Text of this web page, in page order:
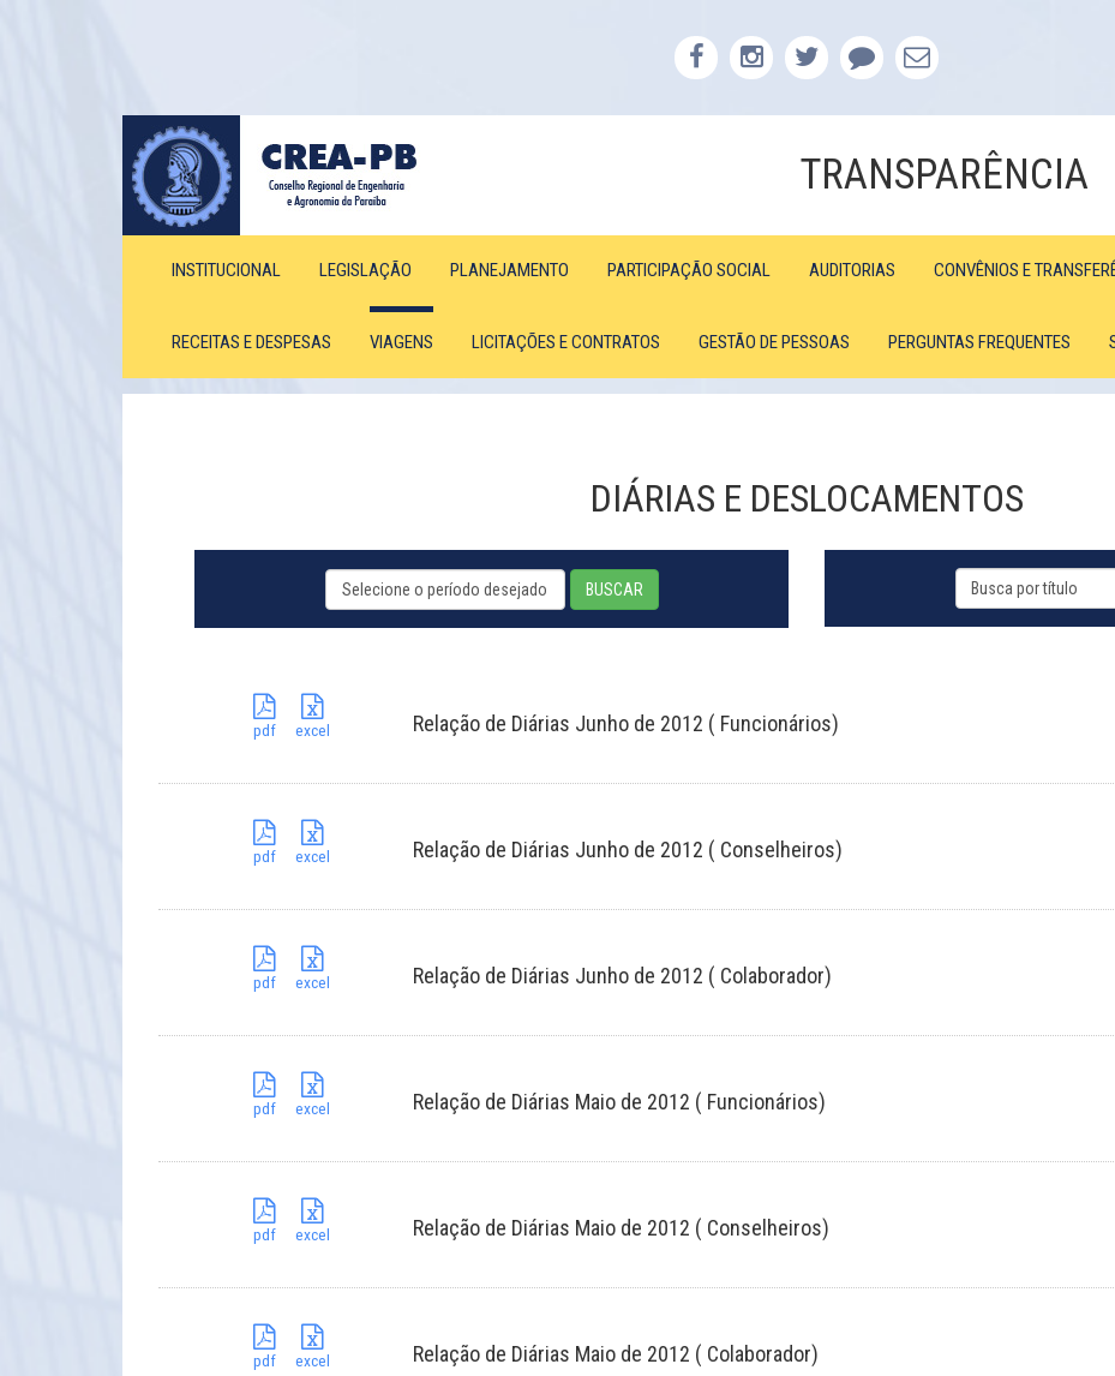
TRANSPARÊNCIA
INSTITUCIONAL LEGISLAÇÃO PLANEJAMENTO PARTICIPAÇÃO SOCIAL AUDITORIAS CONVÊNIOS E
RECEITAS E DESPESAS VIAGENS LICITAÇÕES E CONTRATOS GESTÃO DE PESSOAS PERGUNTAS FREQUENTES
DIÁRIAS E DESLOCAMENTOS
BUSCAR
pdf excel Relação de Diárias Junho de 2012 ( Funcionários)
pdf excel Relação de Diárias Junho de 2012 ( Conselheiros)
pdf excel Relação de Diárias Junho de 2012 ( Colaborador)
pdf excel Relação de Diárias Maio de 2012 ( Funcionários)
pdf excel Relação de Diárias Maio de 2012 ( Conselheiros)
pdf excel Relação de Diárias Maio de 2012 ( Colaborador)